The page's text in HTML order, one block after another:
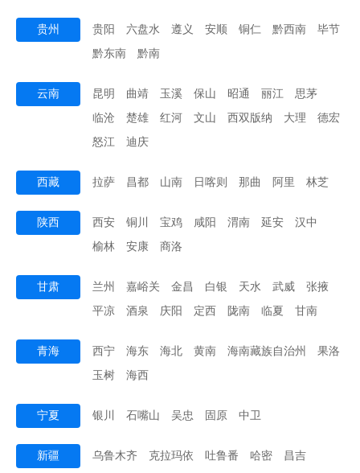
贵州 贵阳 六盘水 遵义 安顺 铜仁 黔西南
毕节
黔东南
黔南
云南 昆明 曲靖 玉溪 保山 昭通 丽江
思茅
临沧
楚雄 红河 文山 西双版纳 大理
德宏
怒江
迪庆
西藏 拉萨 昌都 山南 日喀则 那曲 阿里 林芝
陕西 西安 铜川 宝鸡 咸阳 渭南 延安
汉中
榆林
安康 商洛
甘肃 兰州 嘉峪关 金昌 白银 天水 武威
张掖
平凉
酒泉 庆阳 定西 陇南 临夏 甘南
青海 西宁 海东 海北 黄南 海南藏族自治州
果洛
玉树
海西
宁夏 银川 石嘴山 吴忠 固原 中卫
新疆 乌鲁木齐 克拉玛依 吐鲁番 哈密 昌吉